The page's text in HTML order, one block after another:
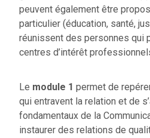
peuvent également être
particulier (éducation, santé,
réunissent des personnes qui
centres d’intérêt
Le module 1 permet de
qui entravent la relation et de
fondamentaux de la
instaurer des relations de